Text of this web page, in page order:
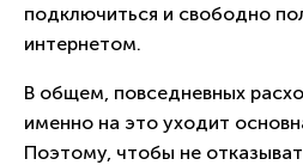
подключиться и свободно
интернетом.
В общем, повседневных
именно на это уходит
Поэтому, чтобы не